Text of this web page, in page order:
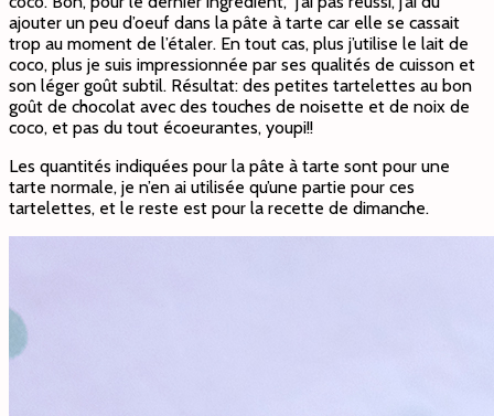
ajouter un peu d’oeuf dans la pâte à tarte car elle se cassait
trop au moment de l’étaler. En tout cas, plus j’utilise le lait de
coco, plus je suis impressionnée par ses qualités de cuisson et
son léger goût subtil. Résultat: des petites tartelettes au bon
goût de chocolat avec des touches de noisette et de noix de
coco, et pas du tout écoeurantes, youpi!!
Les quantités indiquées pour la pâte à tarte sont pour une
tarte normale, je n’en ai utilisée qu’une partie pour ces
tartelettes, et le reste est pour la recette de dimanche.